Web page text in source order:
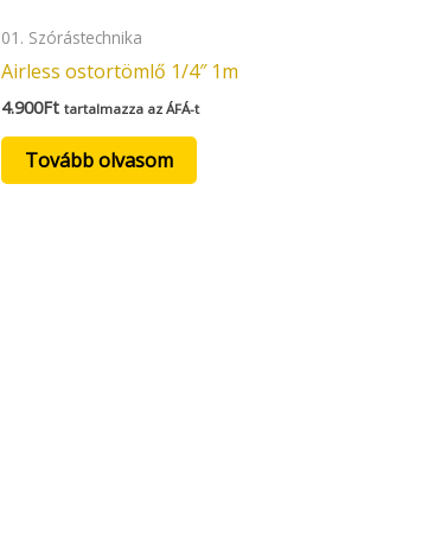
01. Szórástechnika
Airless ostortömlő 1/4″ 1m
4.900Ft tartalmazza az ÁFÁ-t
Tovább olvasom